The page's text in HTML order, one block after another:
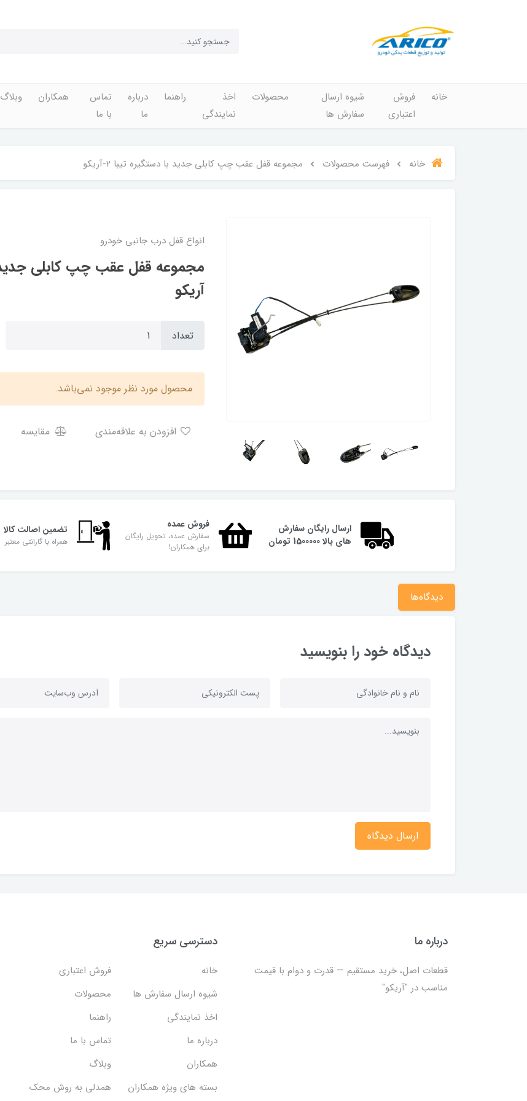
خانه
فروش
اعتباری
شیوه ارسال
سفارش ها
محصولات
اخذ
نمایندگی
راهنما
درباره
ما
تماس
با ما
همکاران وبلاگ
خانه فهرست محصولات مجموعه قفل عقب چپ کابلی جدید با دستگیره تیبا 2-آریکو
انواع قفل درب جانبی خودرو
آریکو
تعداد
محصول مورد نظر موجود نمی‌باشد.
مقایسه
ارسال رایگان سفارش
های بالا 1500000 تومان
فروش عمده
سفارش عمده، تحویل رایگان
برای همکاران!
تضمین اصالت کالا
همراه با گارانتی معتبر
دیدگاه‌ها
دیدگاه خود را بنویسید
ارسال دیدگاه
درباره ما
قطعات اصل، خرید مستقیم — قدرت و دوام با قیمت
مناسب در "آریکو"
دسترسی سریع
خانه
فروش اعتباری
شیوه ارسال سفارش ها
محصولات
اخذ نمایندگی
راهنما
درباره ما
تماس با ما
همکاران
وبلاگ
بسته های ویژه همکاران
همدلی به روش محک